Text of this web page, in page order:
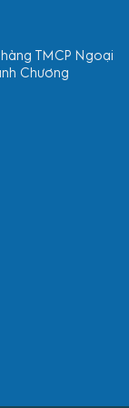
TMCP Ngoại
Chương